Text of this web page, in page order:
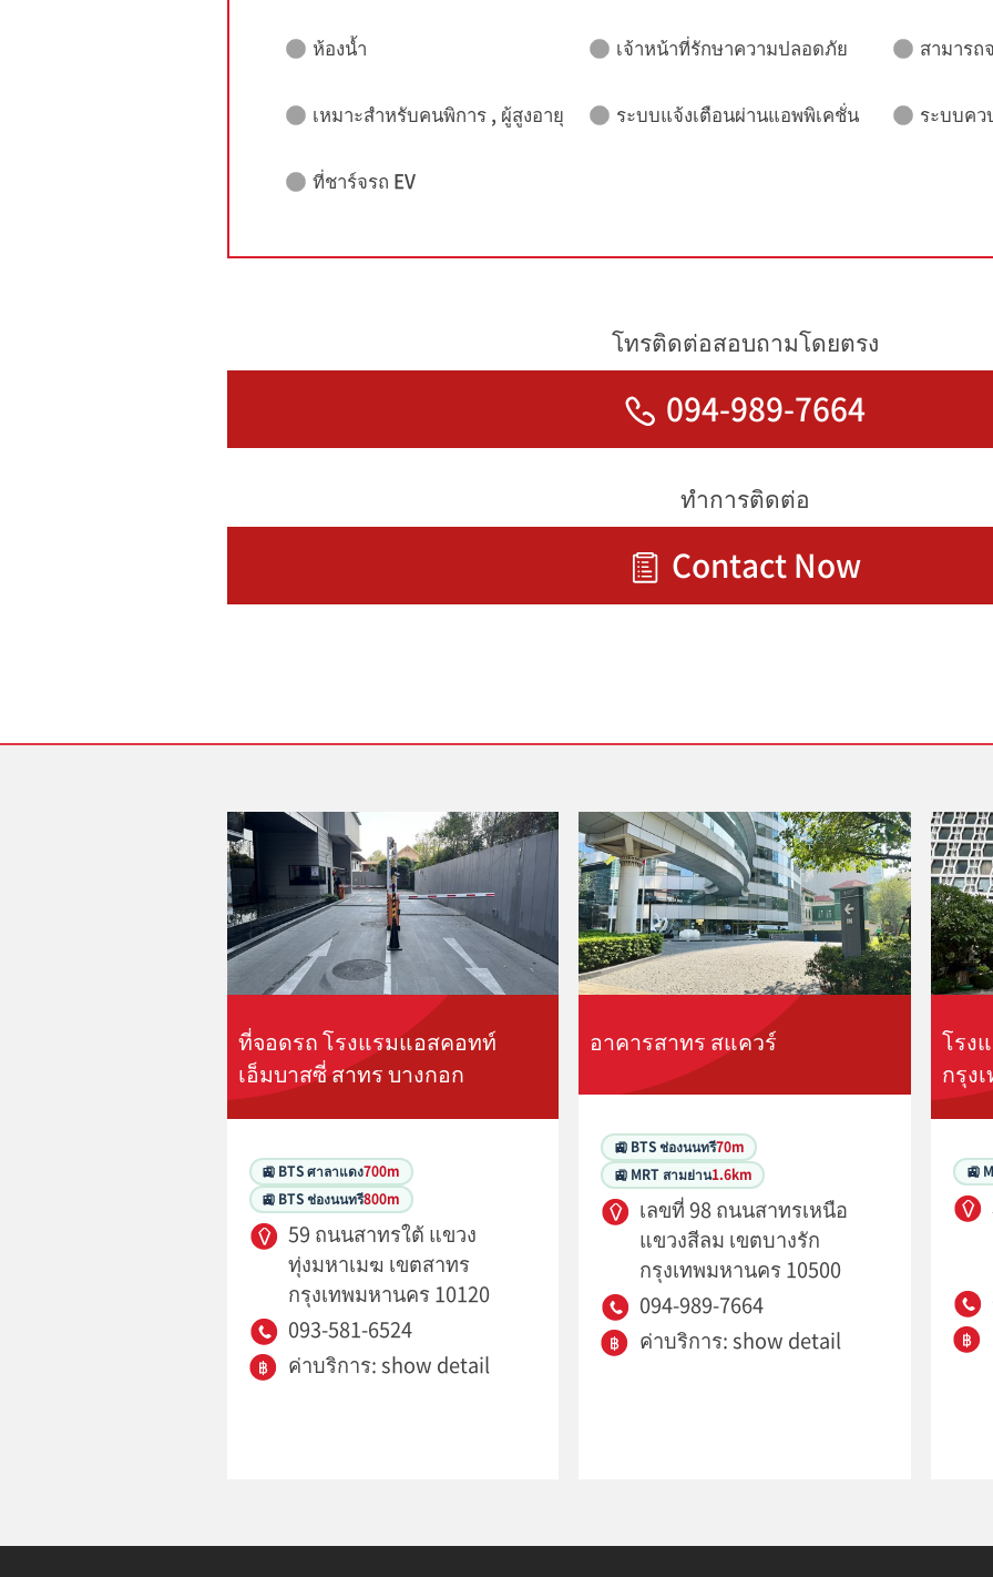
ห้องน้ำ เจ้าหน้าที่รักษาความปลอดภัย สามารถ
เหมาะสำหรับคนพิการ , ผู้สูงอายุ ระบบแจ้งเตือนผ่านแอพพิเคชั่น ระบบค
ที่ชาร์จรถ EV
โทรติดต่อสอบถามโดยตรง
094-989-7664
ทำการติดต่อ
Contact Now
ที่จอดรถ โรงแรมแอสคอทท์
เอ็มบาสซี่ สาทร บางกอก
🚉 BTS ศาลาแดง700m
🚉 BTS ช่องนนทรี800m
59 ถนนสาทรใต้ แขวง
ทุ่งมหาเมฆ เขตสาทร
กรุงเทพมหานคร 10120
093-581-6524
ค่าบริการ: show detail
อาคารสาทร สแควร์
🚉 BTS ช่องนนทรี70m
🚉 MRT สามย่าน1.6km
เลขที่ 98 ถนนสาทรเหนือ
แขวงสีลม เขตบางรัก
กรุงเทพมหานคร 10500
094-989-7664
ค่าบริการ: show detail
โรง
กรุง
🚉